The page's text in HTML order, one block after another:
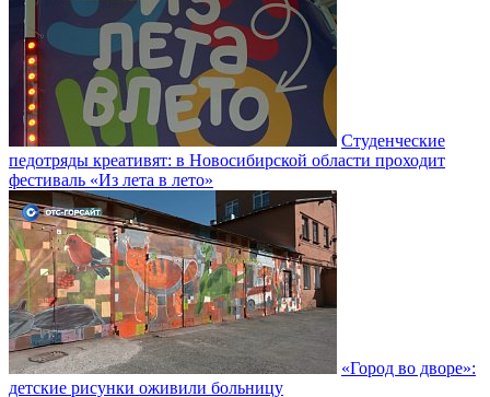
Студенческие
педотряды креативят: в Новосибирской области проходит
фестиваль «Из лета в лето»
«Город во дворе»:
детские рисунки оживили больницу